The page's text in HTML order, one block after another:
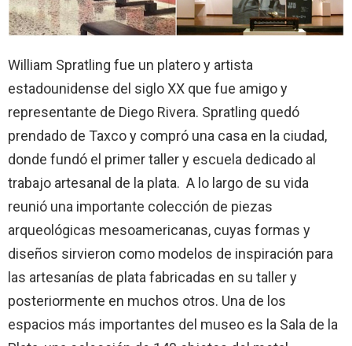
William Spratling fue un platero y artista
estadounidense del siglo XX que fue amigo y
representante de Diego Rivera. Spratling quedó
prendado de Taxco y compró una casa en la ciudad,
donde fundó el primer taller y escuela dedicado al
trabajo artesanal de la plata. A lo largo de su vida
reunió una importante colección de piezas
arqueológicas mesoamericanas, cuyas formas y
diseños sirvieron como modelos de inspiración para
las artesanías de plata fabricadas en su taller y
posteriormente en muchos otros. Una de los
espacios más importantes del museo es la Sala de la